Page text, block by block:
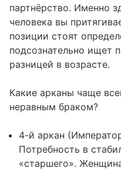
партнёрство. Именно
человека вы
позиции стоят
подсознательно ищет
разницей в возрасте.
Какие арканы чаще
неравным браком?
4-й аркан
Потребность в
«старшего».